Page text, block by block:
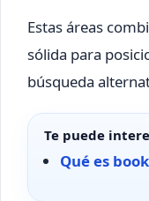
Estas áreas
sólida para
búsqueda
Te puede
Qué es